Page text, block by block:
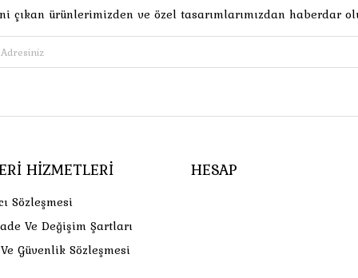
çıkan ürünlerimizden ve özel tasarımlarımızdan haberdar
HIZMETLERI
Sözleşmesi
Ve Değişim Şartları
Güvenlik Sözleşmesi
HESAP